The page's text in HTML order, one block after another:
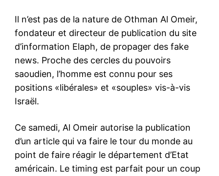
Il n’est pas de la nature de Othman Al Omeir,
fondateur et directeur de publication du site
d’information Elaph, de propager des fake
news. Proche des cercles du pouvoirs
saoudien, l’homme est connu pour ses
positions «libérales» et «souples» vis-à-vis
Israël.
Ce samedi, Al Omeir autorise la publication
d’un article qui va faire le tour du monde au
point de faire réagir le département d’Etat
américain. Le timing est parfait pour un coup